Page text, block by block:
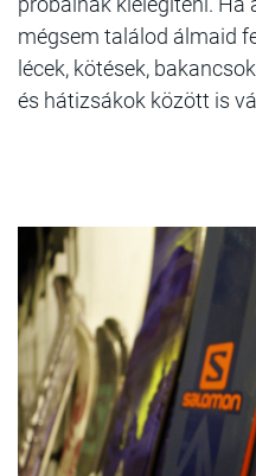
mégsem találod álmaid
lécek, kötések,
és hátizsákok között is